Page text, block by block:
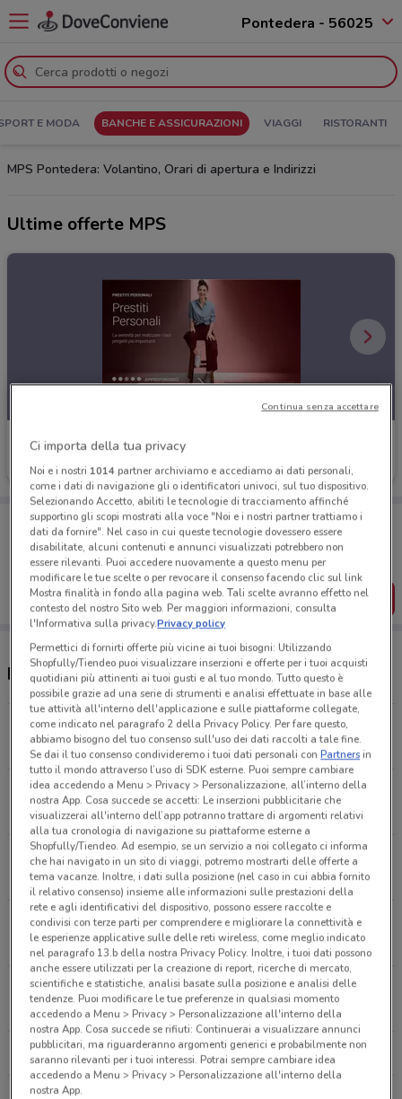
Pontedera - 56025
E MODA BANCHE E ASSICURAZIONI VIAGGI RISTORANTI
MPS Pontedera: Volantino, Orari di apertura e Indirizzi
Ultime offerte MPS
MPS
Scade il 31/12
Porta DoveConviene sempre con te!
Puoi trovare le migliori offerte dei negozi vicino a te,
salvarle e creare la tua lista del risparmio, comodamente
dal tuo cellulare.
SCARICA L’APP
Negozi MPS a Pontedera
Corso Giacomo Matteotti, 10 Pontedera
222 m
CHIUSO
Piazza J. D'Appiano, 48 Ponsacco
4.7 km
CHIUSO
Via Giacomo Matteotti, 1 Bientina
5.4 km
CHIUSO
Piazza Cavalca, 6 Vicopisano
5.7 km
CHIUSO
Piazza Della Vittoria, 33 Santa Maria A Monte
6.2 km
CHIUSO
Tutti i negozi MPS
Ci importa della tua privacy
Noi e i nostri 1014partner archiviamo e accediamo ai dati personali,
come i dati di navigazione gli o identificatori univoci, sul tuo dispositivo.
Selezionando Accetto, abiliti le tecnologie di tracciamento affinché
supportino gli scopi mostrati alla voce "Noi e i nostri partner trattiamo i
dati da fornire". Nel caso in cui queste tecnologie dovessero essere
disabilitate, alcuni contenuti e annunci visualizzati potrebbero non
essere rilevanti. Puoi accedere nuovamente a questo menu per
modificare le tue scelte o per revocare il consenso facendo clic sul link
Mostra finalità in fondo alla pagina web. Tali scelte avranno effetto nel
contesto del nostro Sito web. Per maggiori informazioni, consulta
l'Informativa sulla privacy.Privacy policy
Permettici di fornirti offerte più vicine ai tuoi bisogni: Utilizzando
Shopfully/Tiendeo puoi visualizzare inserzioni e offerte per i tuoi acquisti
quotidiani più attinenti ai tuoi gusti e al tuo mondo. Tutto questo è
possibile grazie ad una serie di strumenti e analisi effettuate in base alle
tue attività all'interno dell'applicazione e sulle piattaforme collegate,
come indicato nel paragrafo 2 della Privacy Policy. Per fare questo,
abbiamo bisogno del tuo consenso sull'uso dei dati raccolti a tale fine.
Se dai il tuo consenso condivideremo i tuoi dati personali conPartnersin
tutto il mondo attraverso l’uso di SDK esterne. Puoi sempre cambiare
idea accedendo a Menu > Privacy > Personalizzazione, all’interno della
nostra App. Cosa succede se accetti: Le inserzioni pubblicitarie che
visualizzerai all'interno dell’app potranno trattare di argomenti relativi
alla tua cronologia di navigazione su piattaforme esterne a
Shopfully/Tiendeo. Ad esempio, se un servizio a noi collegato ci informa
che hai navigato in un sito di viaggi, potremo mostrarti delle offerte a
tema vacanze. Inoltre, i dati sulla posizione (nel caso in cui abbia fornito
il relativo consenso) insieme alle informazioni sulle prestazioni della
rete e agli identificativi del dispositivo, possono essere raccolte e
condivisi con terze parti per comprendere e migliorare la connettività e
le esperienze applicative sulle delle reti wireless, come meglio indicato
nel paragrafo 13.b della nostra Privacy Policy. Inoltre, i tuoi dati possono
anche essere utilizzati per la creazione di report, ricerche di mercato,
scientifiche e statistiche, analisi basate sulla posizione e analisi delle
tendenze. Puoi modificare le tue preferenze in qualsiasi momento
accedendo a Menu > Privacy > Personalizzazione all'interno della
nostra App. Cosa succede se rifiuti: Continuerai a visualizzare annunci
pubblicitari, ma riguarderanno argomenti generici e probabilmente non
saranno rilevanti per i tuoi interessi. Potrai sempre cambiare idea
accedendo a Menu > Privacy > Personalizzazione all'interno della
nostra App.
Continua senza accettare